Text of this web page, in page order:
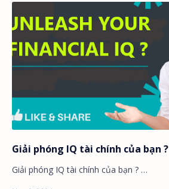
Giải phóng IQ tài chính của bạn ?
Giải phóng IQ tài chính của bạn ? …